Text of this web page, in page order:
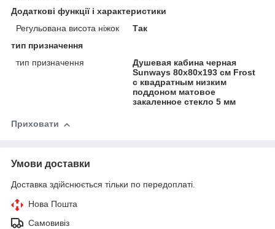
Додаткові функції і характеристики
Регульована висота ніжок
Так
тип призначення
тип призначення
Душевая кабина черная
Sunways 80x80х193 см Frost
с квадратным низким
поддоном матовое
закаленное стекло 5 мм
Приховати
Умови доставки
Доставка здійснюється тільки по передоплаті.
Нова Пошта
Самовивіз